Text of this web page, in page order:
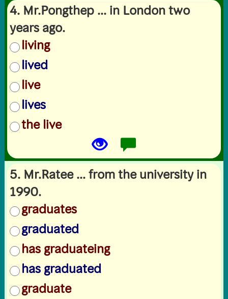
4. Mr.Pongthep ... in London two
years ago.
living
lived
live
lives
the live
5. Mr.Ratee ... from the university in
1990.
graduates
graduated
has graduateing
has graduated
graduate